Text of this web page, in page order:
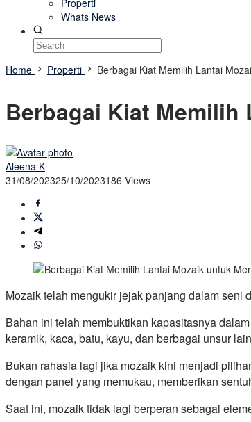
Properti
Whats News
Home Properti Berbagai Kiat Memilih Lantai
Berbagai Kiat
Aleena K
31/08/202325/10/2023186 Views
Mozaik telah mengukir jejak panjang dalam seni
Bahan ini telah membuktikan kapasitasnya
keramik, kaca, batu, kayu, dan berbagai unsur
Bukan rahasia lagi jika mozaik kini menjadi
dengan panel yang memukau, memberikan
Saat ini, mozaik tidak lagi berperan sebagai